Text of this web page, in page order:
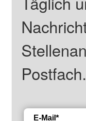
Postfach.
E-Mail*